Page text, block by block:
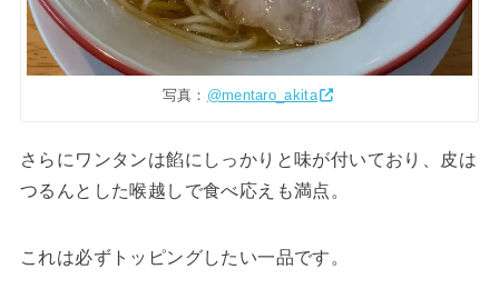
写真： @mentaro_akita
さらにワンタンは餡にしっかりと味が付いており、皮は
つるんとした喉越しで食べ応えも満点。
これは必ずトッピングしたい一品です。